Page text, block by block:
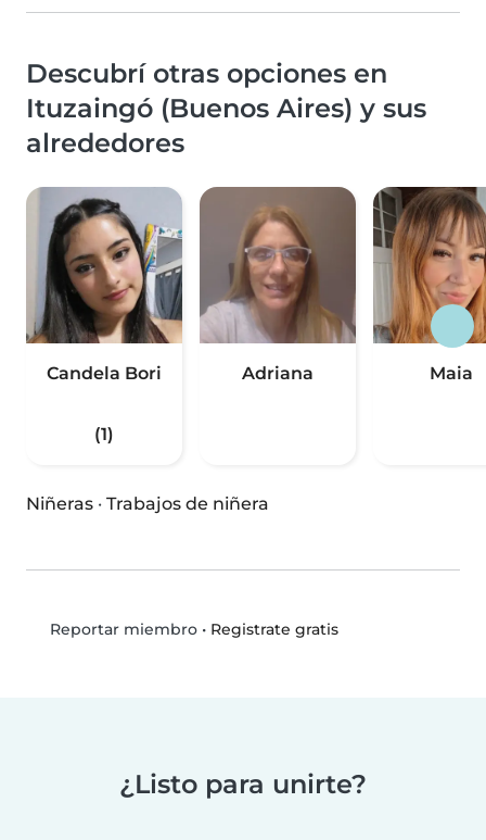
Descubrí otras opciones en
Ituzaingó (Buenos Aires) y sus
alrededores
Candela Bori
(1)
Adriana Maia
Niñeras · Trabajos de niñera
Reportar miembro• Registrate gratis
¿Listo para unirte?